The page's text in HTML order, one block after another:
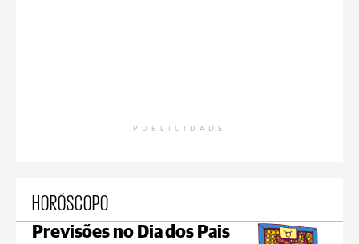
PUBLICIDADE
HORÓSCOPO
Previsões no Dia dos Pais